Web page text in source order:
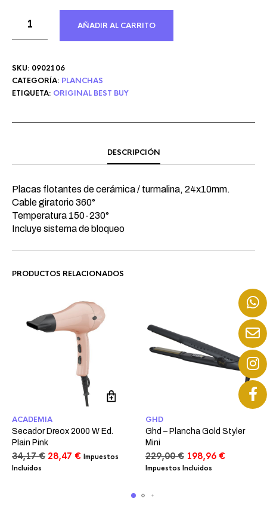
AÑADIR AL CARRITO
SKU: 0902106
CATEGORÍA: PLANCHAS
ETIQUETA: ORIGINAL BEST BUY
DESCRIPCIÓN
Placas flotantes de cerámica / turmalina, 24x10mm.
Cable giratorio 360°
Temperatura 150-230°
Incluye sistema de bloqueo
PRODUCTOS RELACIONADOS
ACADEMIA
Secador Dreox 2000 W Ed.
Plain Pink
34,17€ El
28,47 €ElImpuestos
Incluidos
GHD
Ghd – Plancha Gold Styler
Mini
229,00€ El
precio
198,96 €El
Impuestos Incluidos